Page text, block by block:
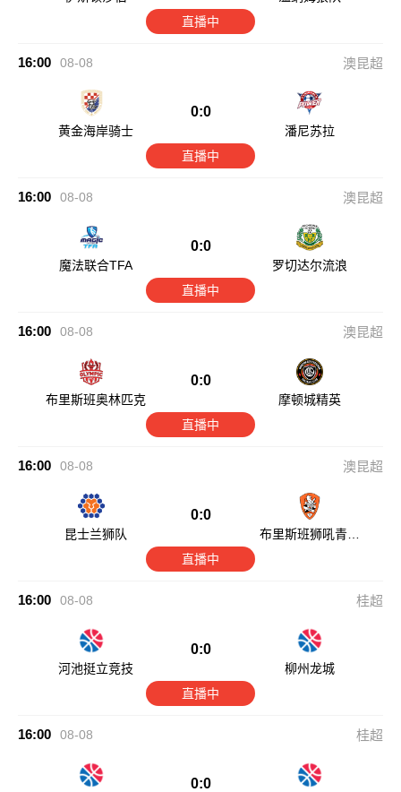
直播中
16:00 08-08 澳昆超
黄金海岸骑士
0:0
潘尼苏拉
直播中
16:00 08-08 澳昆超
魔法联合TFA
0:0
罗切达尔流浪
直播中
16:00 08-08 澳昆超
布里斯班奥林匹克
0:0
摩顿城精英
直播中
16:00 08-08 澳昆超
昆士兰狮队
0:0
布里斯班狮吼青年
直播中
16:00 08-08 桂超
河池挺立竞技
0:0
柳州龙城
直播中
16:00 08-08 桂超
0:0